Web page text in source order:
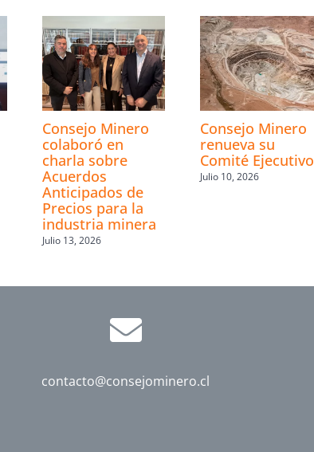
Consejo Minero
colaboró en
charla sobre
Acuerdos
Anticipados de
Precios para la
industria minera
Julio 13, 2026
Consejo Minero
renueva su
Comité Ejecutivo
Julio 10, 2026
contacto@consejominero.cl